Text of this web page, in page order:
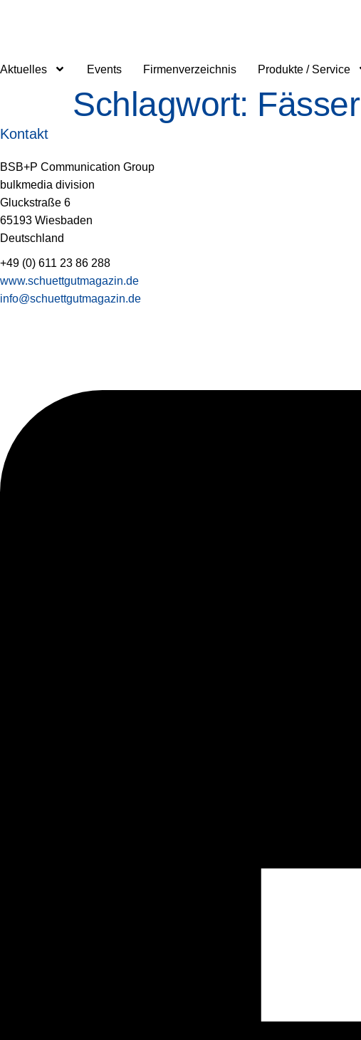
Aktuelles Events Firmenverzeichnis Produkte / Service
Schlagwort: Fässer
Kontakt
BSB+P Communication Group
bulkmedia division
Gluckstraße 6
65193 Wiesbaden
Deutschland
+49 (0) 611 23 86 288
www.schuettgutmagazin.de
info@schuettgutmagazin.de